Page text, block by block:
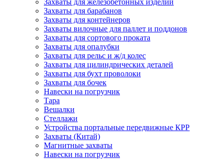
Захваты для барабанов
Захваты для контейнеров
Захваты вилочные для паллет и поддонов
Захваты для сортового проката
Захваты для опалубки
Захваты для рельс и ж/д колес
Захваты для цилиндрических деталей
Захваты для бухт проволоки
Захваты для бочек
Навески на погрузчик
Тара
Вешалки
Стеллажи
Устройства портальные передвижные КРР
Захваты (Китай)
Магнитные захваты
Навески на погрузчик